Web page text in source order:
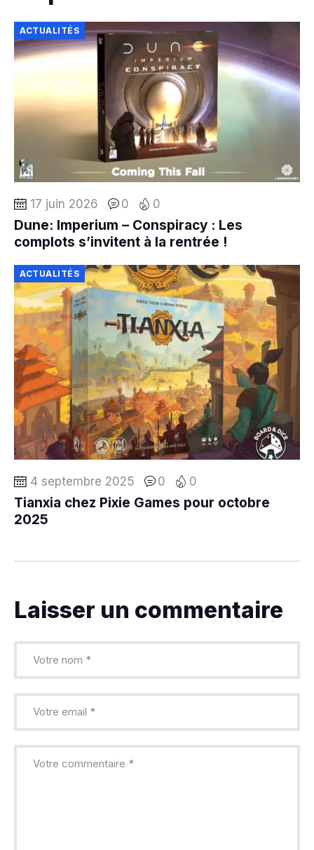
ACTUALITÉS
17 juin 2026 0 0
Dune: Imperium – Conspiracy : Les
complots s’invitent à la rentrée !
ACTUALITÉS
4 septembre 2025 0 0
Tianxia chez Pixie Games pour octobre
2025
Laisser un commentaire